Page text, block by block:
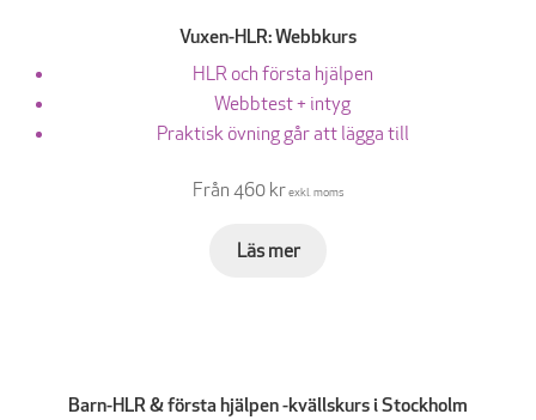
Vuxen-HLR: Webbkurs
HLR och första hjälpen
Webbtest + intyg
Praktisk övning går att lägga till
Från 460 krexkl. moms
Läs mer
Barn-HLR & första hjälpen -kvällskurs i Stockholm